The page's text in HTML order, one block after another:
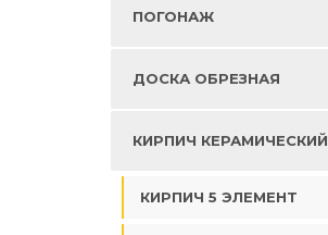
ПОГОНАЖ
ДОСКА ОБРЕЗНАЯ
КИРПИЧ КЕРАМИЧЕСКИЙ
КИРПИЧ 5 ЭЛЕМЕНТ